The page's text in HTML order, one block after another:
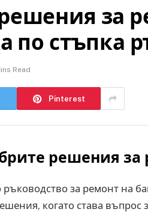
за
по стъпка
Read
Pinterest
решения за
за ремонт на
когато става въпрос